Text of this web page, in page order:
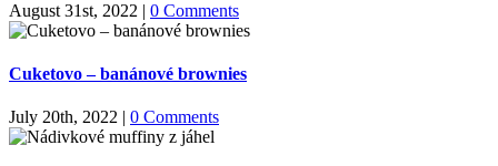
August 31st, 2022 | 0 Comments
Cuketovo – banánové brownies
July 20th, 2022 | 0 Comments